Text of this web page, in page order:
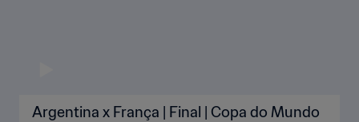
Argentina x França | Final | Copa do Mundo